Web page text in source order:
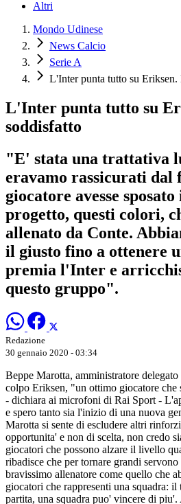
Altri
Mondo Udinese
News Calcio
Serie A
L'Inter punta tutto su Eriksen.
L'Inter punta tutto su
soddisfatto
"E' stata una trattativa
eravamo rassicurati dal
giocatore avesse
progetto, questi colori,
allenato da Conte.
il giusto fino a ottenere
premia l'Inter e
questo gruppo".
Redazione
30 gennaio 2020 - 03:34
Beppe Marotta, amministratore
colpo Eriksen, "un ottimo giocatore
- dichiara ai microfoni di Rai Sport -
e spero tanto sia l'inizio di una nuova
Marotta si sente di escludere altri
opportunita' e non di scelta, non credo
giocatori che possono alzare il livello
ribadisce che per tornare grandi
bravissimo allenatore come quello che
giocatori che rappresenti una squadra:
partita, una squadra puo' vincere di